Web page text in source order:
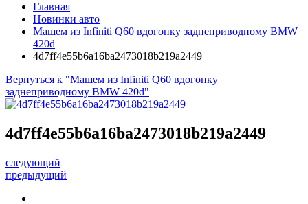
Главная
Новинки авто
Машем из Infiniti Q60 вдогонку заднеприводному BMW
420d
4d7ff4e55b6a16ba2473018b219a2449
Вернуться к "Машем из Infiniti Q60 вдогонку
заднеприводному BMW 420d"
4d7ff4e55b6a16ba2473018b219a2449
следующий
предыдущий